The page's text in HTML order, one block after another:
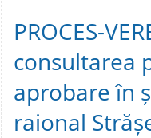
PROCES-
consultarea
aprobare în
raional